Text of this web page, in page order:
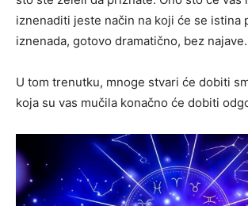
iznenaditi jeste način na koji će se istina
iznenada, gotovo dramatično, bez najave.
U tom trenutku, mnoge stvari će dobiti
koja su vas mučila konačno će dobiti